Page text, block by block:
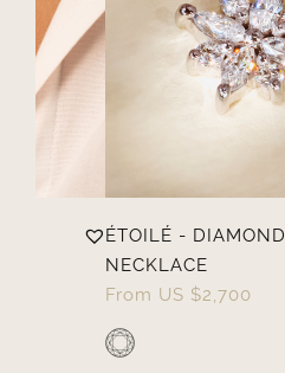
ÉTOILÉ - DIAMOND
NECKLACE
From US $2,700